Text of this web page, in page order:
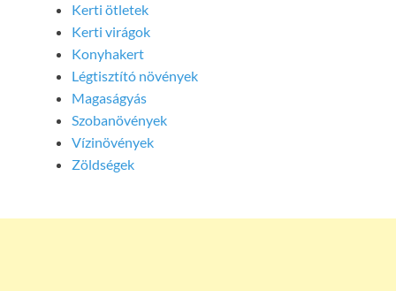
Kerti ötletek
Kerti virágok
Konyhakert
Légtisztító növények
Magaságyás
Szobanövények
Vízinövények
Zöldségek